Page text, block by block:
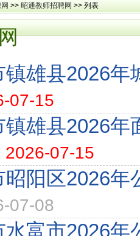
>> 昭通教师招聘网 >> 列表
雄县2026年
07-15
雄县2026年
2026-07-15
阳区2026年
07-08
富市2026年